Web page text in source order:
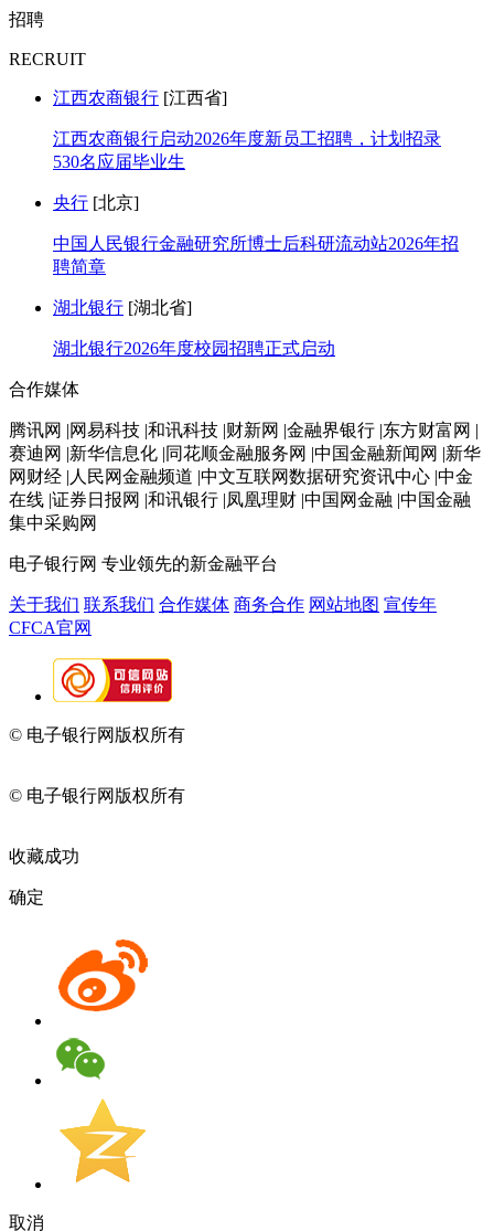
招聘
RECRUIT
江西农商银行 [江西省]
江西农商银行启动2026年度新员工招聘，计划招录
530名应届毕业生
央行 [北京]
中国人民银行金融研究所博士后科研流动站2026年招
聘简章
湖北银行 [湖北省]
湖北银行2026年度校园招聘正式启动
合作媒体
腾讯网 |网易科技 |和讯科技 |财新网 |金融界银行 |东方财富网 |
赛迪网 |新华信息化 |同花顺金融服务网 |中国金融新闻网 |新华
网财经 |人民网金融频道 |中文互联网数据研究资讯中心 |中金
在线 |证券日报网 |和讯银行 |凤凰理财 |中国网金融 |中国金融
集中采购网
电子银行网 专业领先的新金融平台
关于我们 联系我们 合作媒体 商务合作 网站地图 宣传年
CFCA官网
© 电子银行网版权所有
© 电子银行网版权所有
收藏成功
确定
取消